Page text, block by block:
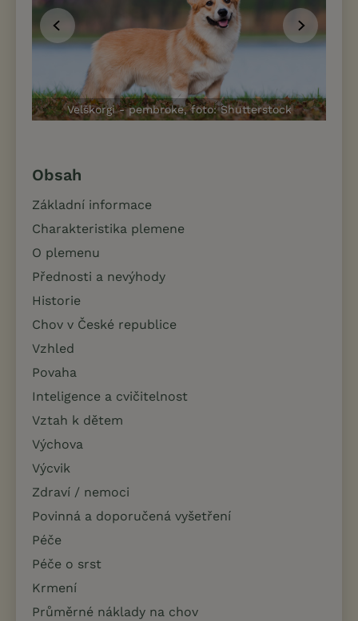
Velškorgi - pembroke, foto: Shutterstock
Obsah
Základní informace
Charakteristika plemene
O plemenu
Přednosti a nevýhody
Historie
Chov v České republice
Vzhled
Povaha
Inteligence a cvičitelnost
Vztah k dětem
Výchova
Výcvik
Zdraví / nemoci
Povinná a doporučená vyšetření
Péče
Péče o srst
Krmení
Průměrné náklady na chov